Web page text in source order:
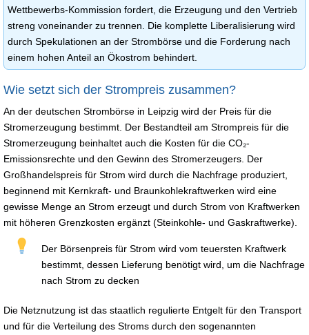
Wettbewerbs-Kommission fordert, die Erzeugung und den Vertrieb
streng voneinander zu trennen. Die komplette Liberalisierung wird
durch Spekulationen an der Strombörse und die Forderung nach
einem hohen Anteil an Ökostrom behindert.
Wie setzt sich der Strompreis zusammen?
An der deutschen Strombörse in Leipzig wird der Preis für die
Stromerzeugung bestimmt. Der Bestandteil am Strompreis für die
Stromerzeugung beinhaltet auch die Kosten für die CO₂-
Emissionsrechte und den Gewinn des Stromerzeugers. Der
Großhandelspreis für Strom wird durch die Nachfrage produziert,
beginnend mit Kernkraft- und Braunkohlekraftwerken wird eine
gewisse Menge an Strom erzeugt und durch Strom von Kraftwerken
mit höheren Grenzkosten ergänzt (Steinkohle- und Gaskraftwerke).
Der Börsenpreis für Strom wird vom teuersten Kraftwerk
bestimmt, dessen Lieferung benötigt wird, um die Nachfrage
nach Strom zu decken
Die Netznutzung ist das staatlich regulierte Entgelt für den Transport
und für die Verteilung des Stroms durch den sogenannten